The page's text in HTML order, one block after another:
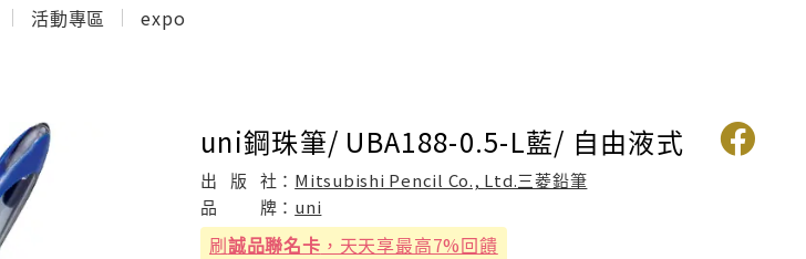
活動專區 expo
uni鋼珠筆/ UBA188-0.5-L藍/ 自由液式
出 版 社： Mitsubishi Pencil Co., Ltd.三菱鉛筆
品
牌： uni
刷誠品聯名卡 ，天天享最高7%回饋